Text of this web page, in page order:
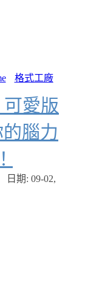
格式工廠
可愛版
腦力
日期: 09-02,